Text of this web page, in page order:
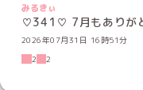
みるきぃ
♡341♡ 7月もありが
2026年07月31日 16時51分
2
2